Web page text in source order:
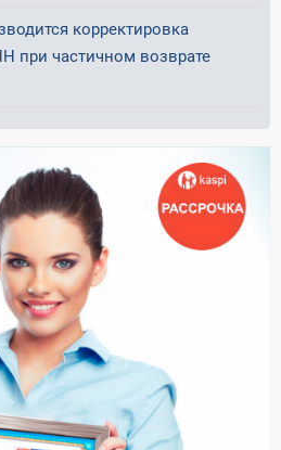
корректировка
при частичном возврате